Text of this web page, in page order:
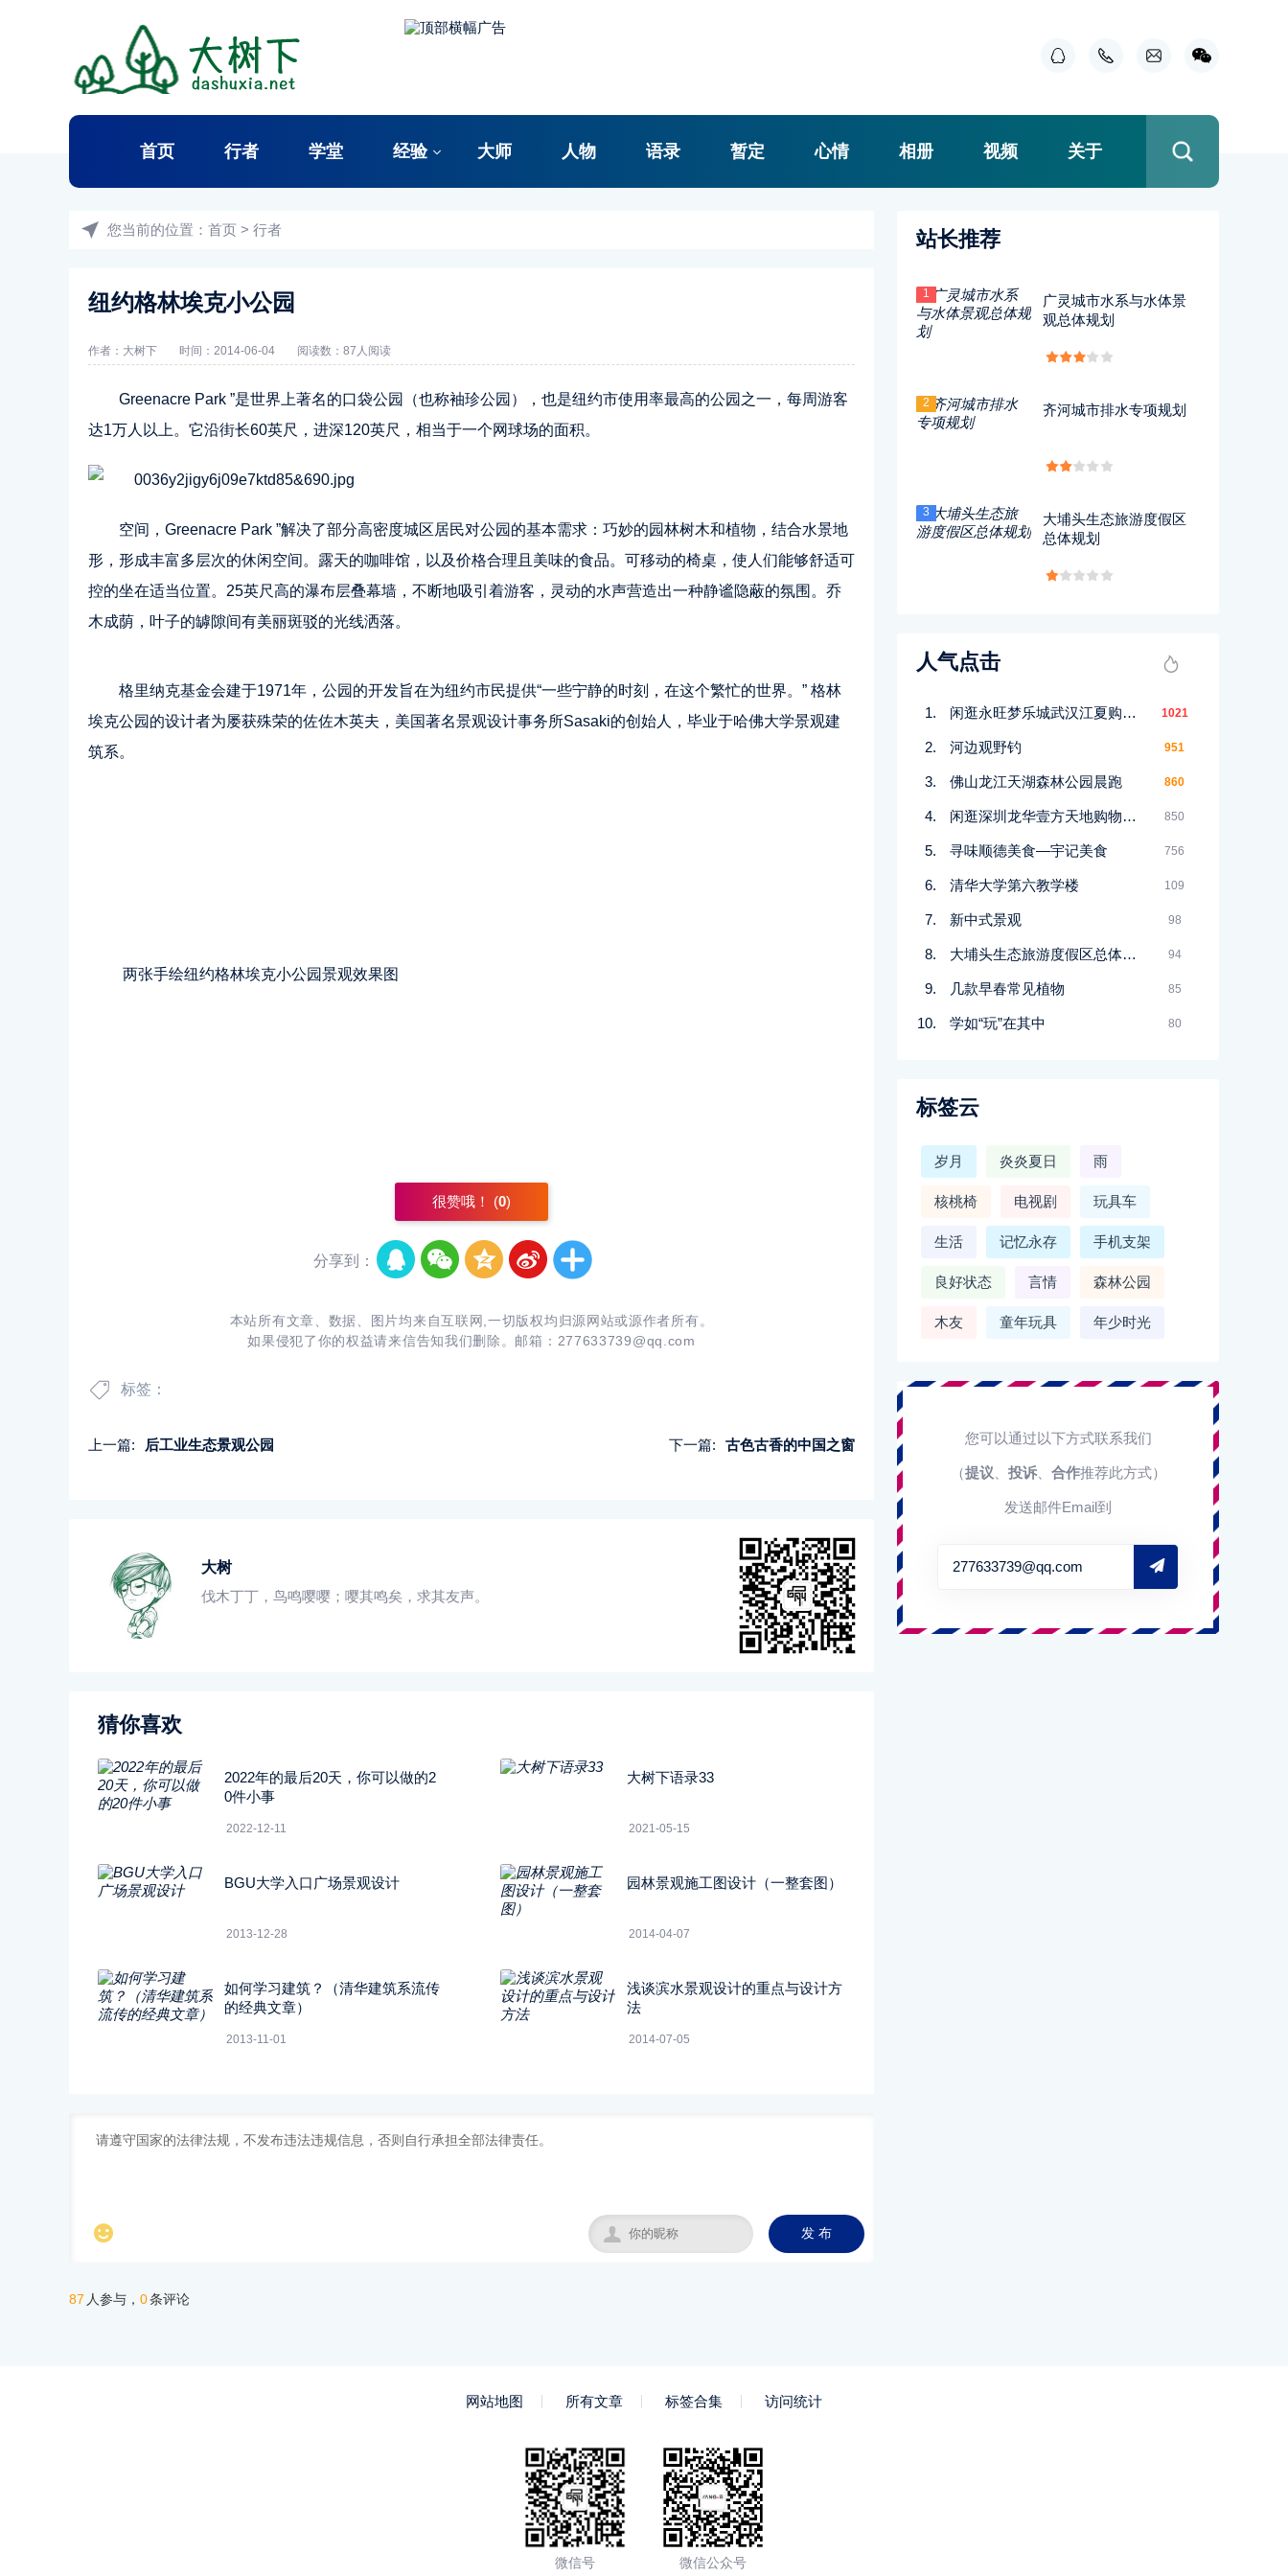
首页 行者 学堂 经验 大师 人物 语录 暂定 心情 相册 视频 关于
您当前的位置： 首页 > 行者
纽约格林埃克小公园
作者： 大树下 时间：2014-06-04 阅读数： 87人阅读
Greenacre Park ”是世界上著名的口袋公园（也称袖珍公园），也是纽约市使用率最高的公园之一，每周游客
达1万人以上。它沿街长60英尺，进深120英尺，相当于一个网球场的面积。
空间，Greenacre Park ”解决了部分高密度城区居民对公园的基本需求：巧妙的园林树木和植物，结合水景地
形，形成丰富多层次的休闲空间。露天的咖啡馆，以及价格合理且美味的食品。可移动的椅桌，使人们能够舒适可
控的坐在适当位置。25英尺高的瀑布层叠幕墙，不断地吸引着游客，灵动的水声营造出一种静谧隐蔽的氛围。乔
木成荫，叶子的罅隙间有美丽斑驳的光线洒落。
格里纳克基金会建于1971年，公园的开发旨在为纽约市民提供“一些宁静的时刻，在这个繁忙的世界。” 格林
埃克公园的设计者为屡获殊荣的佐佐木英夫，美国著名景观设计事务所Sasaki的创始人，毕业于哈佛大学景观建
筑系。
两张手绘纽约格林埃克小公园景观效果图
很赞哦！ (0)
分享到：
本站所有文章、数据、图片均来自互联网,一切版权均归源网站或源作者所有。
如果侵犯了你的权益请来信告知我们删除。邮箱： 277633739@qq.com
标签：
上一篇: 后工业生态景观公园 下一篇: 古色古香的中国之窗
大树
伐木丁丁，鸟鸣嘤嘤；嘤其鸣矣，求其友声。
猜你喜欢
2022年的最后20天，你可以做的2
0件小事
2022-12-11
大树下语录33
2021-05-15
BGU大学入口广场景观设计
2013-12-28
园林景观施工图设计（一整套图）
2014-04-07
如何学习建筑？（清华建筑系流传
的经典文章）
2013-11-01
浅谈滨水景观设计的重点与设计方
法
2014-07-05
 发 布

87 人参与， 0条评论
站长推荐
1
广灵城市水系与水体景
观总体规划
2 齐河城市排水专项规划
3
大埔头生态旅游度假区
总体规划
人气点击
闲逛永旺梦乐城武汉江夏购物中心 1021
河边观野钓 951
佛山龙江天湖森林公园晨跑 860
闲逛深圳龙华壹方天地购物中心 850
寻味顺德美食—宇记美食 756
清华大学第六教学楼 109
新中式景观 98
大埔头生态旅游度假区总体规划 94
几款早春常见植物 85
学如“玩”在其中 80
标签云
岁月 炎炎夏日 雨
核桃椅 电视剧 玩具车
生活 记忆永存 手机支架
良好状态 言情 森林公园
木友 童年玩具 年少时光
您可以通过以下方式联系我们
（提议 投诉、 合作推荐此方式）
发送邮件Email到
277633739@qq.com
网站地图 所有文章 标签合集 访问统计
微信号 微信公众号